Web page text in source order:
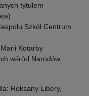
tytułem
Szkół Centrum
Kotarby
wśród Narodów
Roksany Libery,